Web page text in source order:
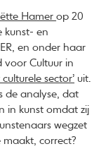
Hamerop 20
kunst- en
en onder haar
voor Cultuur in
sector’ uit.
de analyse, dat
in kunst omdat zij
wegzet
maakt, correct?